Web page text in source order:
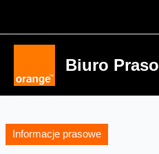
Biuro
Informacje prasowe